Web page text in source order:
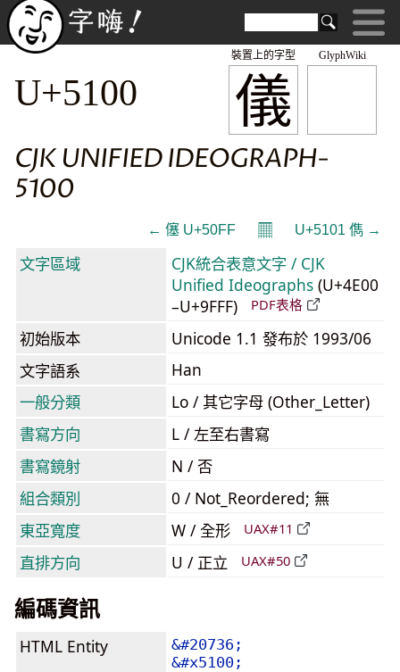
GlyphWiki
儀
裝置上的字型
U+5100
CJK UNIFIED IDEOGRAPH-
5100
← 僿 U+50FF 𝄜 U+5101 儁 →
文字區域
CJK統合表意文字 / CJK
Unified Ideographs (U+4E00
–U+9FFF)
PDF表格
初始版本
Unicode 1.1 發布於 1993/06
文字語系
Han
一般分類
Lo / 其它字母 (Other_Letter)
書寫方向
L / 左至右書寫
書寫鏡射
N / 否
組合類別
0 / Not_Reordered; 無
東亞寬度
W / 全形 UAX#11
直排方向 U / 正立 UAX#50
編碼資訊
HTML Entity
&#20736;
&#x5100;